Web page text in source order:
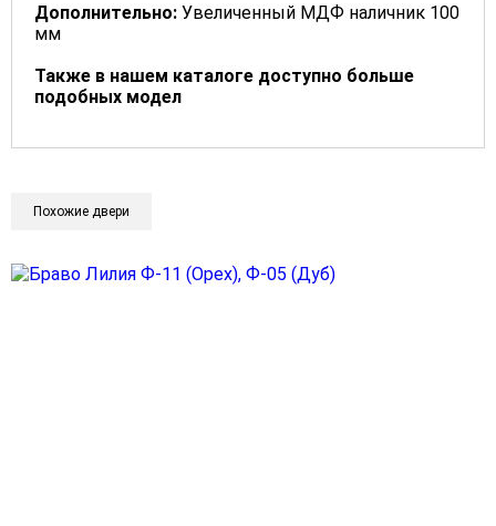
Дополнительно: Увеличенный МДФ наличник 100
мм
Также в нашем каталоге доступно больше
подобных модел
Похожие двери